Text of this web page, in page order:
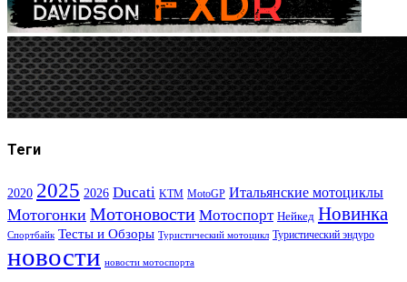
Теги
2020 2025 2026 Ducati KTM MotoGP Итальянские мотоциклы
Мотогонки Мотоновости Мотоспорт Нейкед Новинка
Спортбайк Тесты и Обзоры Туристический мотоцикл Туристический эндуро
новости новости мотоспорта